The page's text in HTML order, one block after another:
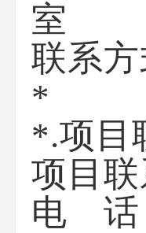
联系
*.项目
项目
电